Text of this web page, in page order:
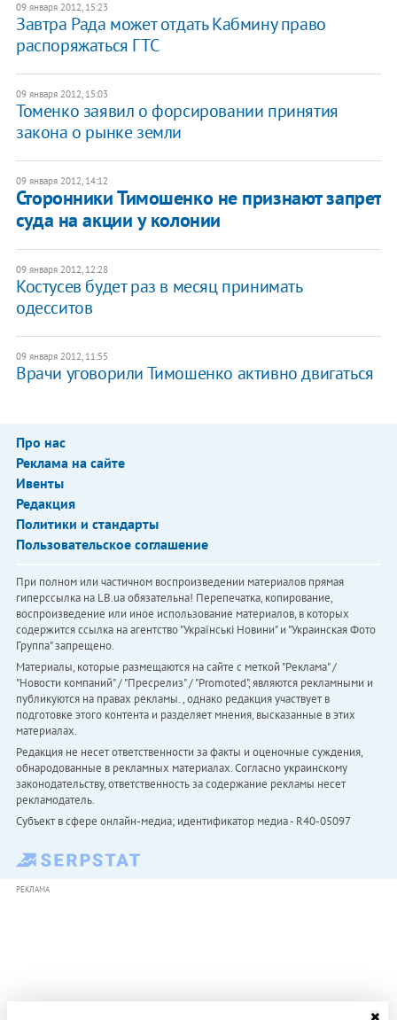
09 января 2012, 15:23
Завтра Рада может отдать Кабмину право
распоряжаться ГТС
09 января 2012, 15:03
Томенко заявил о форсировании принятия
закона о рынке земли
09 января 2012, 14:12
Сторонники Тимошенко не признают запрет
суда на акции у колонии
09 января 2012, 12:28
Костусев будет раз в месяц принимать
одесситов
09 января 2012, 11:55
Врачи уговорили Тимошенко активно двигаться
Про нас
Реклама на сайте
Ивенты
Редакция
Политики и стандарты
Пользовательское соглашение
При полном или частичном воспроизведении материалов прямая
гиперссылка на LB.ua обязательна! Перепечатка, копирование,
воспроизведение или иное использование материалов, в которых
содержится ссылка на агентство "Українськi Новини" и "Украинская Фото
Группа" запрещено.
Материалы, которые размещаются на сайте с меткой "Реклама" /
"Новости компаний" / "Пресрелиз" / "Promoted", являются рекламными и
публикуются на правах рекламы. , однако редакция участвует в
подготовке этого контента и разделяет мнения, высказанные в этих
материалах.
Редакция не несет ответственности за факты и оценочные суждения,
обнародованные в рекламных материалах. Согласно украинскому
законодательству, ответственность за содержание рекламы несет
рекламодатель.
Субъект в сфере онлайн-медиа; идентификатор медиа - R40-05097
РЕКЛАМА